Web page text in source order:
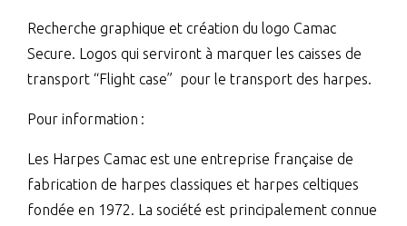
Recherche graphique et création du logo Camac
Secure. Logos qui serviront à marquer les caisses de
transport “Flight case” pour le transport des harpes.
Pour information :
Les Harpes Camac est une entreprise française de
fabrication de harpes classiques et harpes celtiques
fondée en 1972. La société est principalement connue